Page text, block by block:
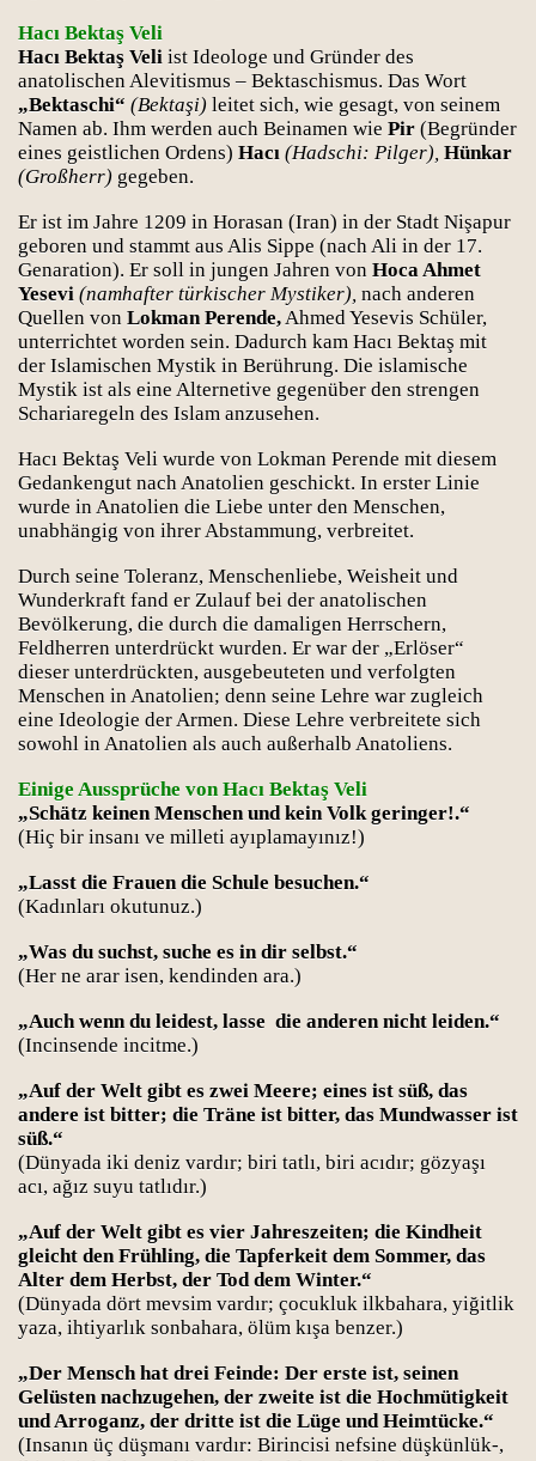
Hacı Bektaş Veli
Hacı Bektaş Veli ist Ideologe und Gründer des
anatolischen Alevitismus – Bektaschismus. Das Wort
„Bektaschi“ (Bektaşi) leitet sich, wie gesagt, von seinem
Namen ab. Ihm werden auch Beinamen wie Pir (Begründer
eines geistlichen Ordens) Hacı (Hadschi: Pilger), Hünkar
(Großherr) gegeben.
Er ist im Jahre 1209 in Horasan (Iran) in der Stadt Nişapur
geboren und stammt aus Alis Sippe (nach Ali in der 17.
Genaration). Er soll in jungen Jahren von Hoca Ahmet
Yesevi (namhafter türkischer Mystiker), nach anderen
Quellen von Lokman Perende,Ahmed Yesevis Schüler,
unterrichtet worden sein. Dadurch kam Hacı Bektaş mit
der Islamischen Mystik in Berührung. Die islamische
Mystik ist als eine Alternetive gegenüber den strengen
Schariaregeln des Islam anzusehen.
Hacı Bektaş Veli wurde von Lokman Perende mit diesem
Gedankengut nach Anatolien geschickt. In erster Linie
wurde in Anatolien die Liebe unter den Menschen,
unabhängig von ihrer Abstammung, verbreitet.
Durch seine Toleranz, Menschenliebe, Weisheit und
Wunderkraft fand er Zulauf bei der anatolischen
Bevölkerung, die durch die damaligen Herrschern,
Feldherren unterdrückt wurden. Er war der „Erlöser“
dieser unterdrückten, ausgebeuteten und verfolgten
Menschen in Anatolien; denn seine Lehre war zugleich
eine Ideologie der Armen. Diese Lehre verbreitete sich
sowohl in Anatolien als auch außerhalb Anatoliens.
Einige Aussprüche von Hacı Bektaş Veli
„Schätz keinen Menschen und kein Volk geringer!.“
(Hiç bir insanı ve milleti ayıplamayınız!)
„Lasst die Frauen die Schule besuchen.“
(Kadınları okutunuz.)
„Was du suchst, suche es in dir selbst.“
(Her ne arar isen, kendinden ara.)
„Auch wenn du leidest, lasse die anderen nicht leiden.“
(Incinsende incitme.)
„Auf der Welt gibt es zwei Meere; eines ist süß, das
andere ist bitter; die Träne ist bitter, das Mundwasser ist
süß.“
(Dünyada iki deniz vardır; biri tatlı, biri acıdır; gözyaşı
acı, ağız suyu tatlıdır.)
„Auf der Welt gibt es vier Jahreszeiten; die Kindheit
gleicht den Frühling, die Tapferkeit dem Sommer, das
Alter dem Herbst, der Tod dem Winter.“
(Dünyada dört mevsim vardır; çocukluk ilkbahara, yiğitlik
yaza, ihtiyarlık sonbahara, ölüm kışa benzer.)
„Der Mensch hat drei Feinde: Der erste ist, seinen
Gelüsten nachzugehen, der zweite ist die Hochmütigkeit
und Arroganz, der dritte ist die Lüge und Heimtücke.“
(Insanın üç düşmanı vardır: Birincisi nefsine düşkünlük-,